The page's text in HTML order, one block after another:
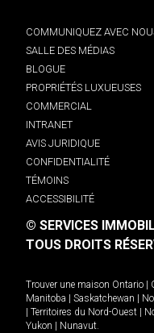
COMMUNIQUEZ AVEC
SALLE DES MÉDIAS
BLOGUE
PROPRIÉTÉS LUXUEUSES
COMMERCIAL
INTRANET
AVIS JURIDIQUE
CONFIDENTIALITÉ
TÉMOINS
ACCESSIBILITÉ
© SERVICES
TOUS DROITS
Trouver une maison Ontario
Manitoba
Saskatchewan
Territoires du Nord-Ouest
Yukon
Nunavut.